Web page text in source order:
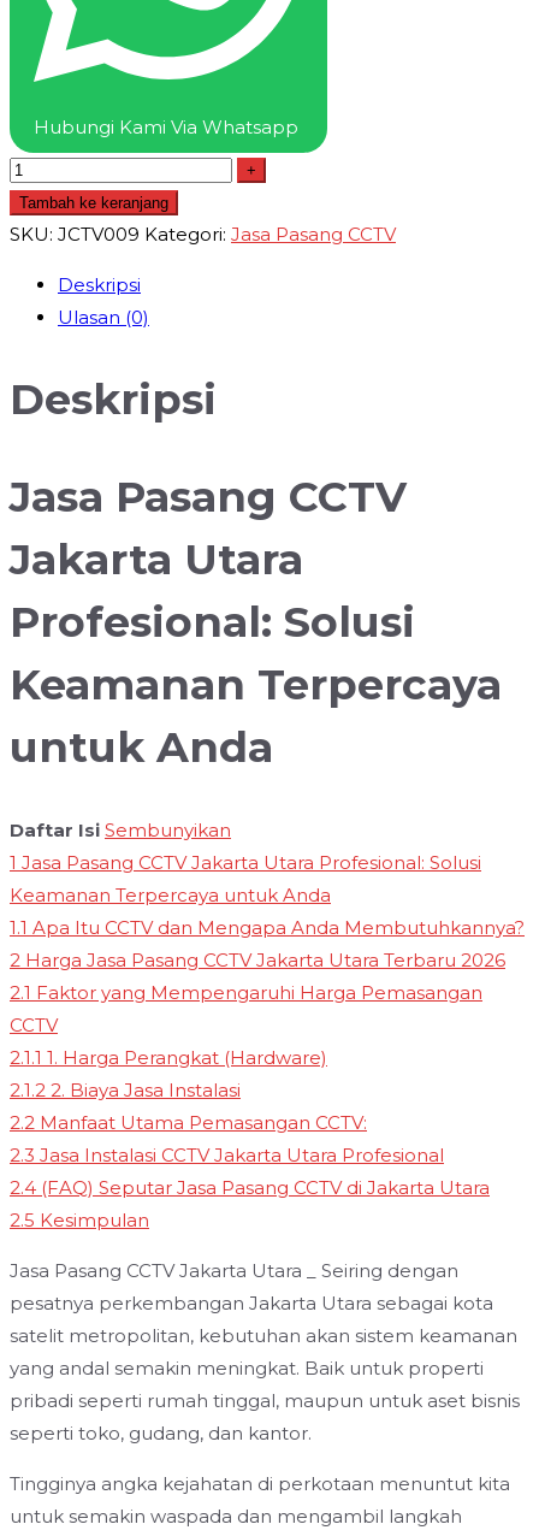
Hubungi Kami Via Whatsapp
+
Tambah ke keranjang
SKU: JCTV009 Kategori: Jasa Pasang CCTV
Deskripsi
Ulasan (0)
Deskripsi
Jasa Pasang CCTV
Jakarta Utara
Profesional: Solusi
Keamanan Terpercaya
untuk Anda
Daftar Isi Sembunyikan
1 Jasa Pasang CCTV Jakarta Utara Profesional: Solusi
Keamanan Terpercaya untuk Anda
1.1 Apa Itu CCTV dan Mengapa Anda Membutuhkannya?
2 Harga Jasa Pasang CCTV Jakarta Utara Terbaru 2026
2.1 Faktor yang Mempengaruhi Harga Pemasangan
CCTV
2.1.1 1. Harga Perangkat (Hardware)
2.1.2 2. Biaya Jasa Instalasi
2.2 Manfaat Utama Pemasangan CCTV:
2.3 Jasa Instalasi CCTV Jakarta Utara Profesional
2.4 (FAQ) Seputar Jasa Pasang CCTV di Jakarta Utara
2.5 Kesimpulan
Jasa Pasang CCTV Jakarta Utara _ Seiring dengan
pesatnya perkembangan Jakarta Utara sebagai kota
satelit metropolitan, kebutuhan akan sistem keamanan
yang andal semakin meningkat. Baik untuk properti
pribadi seperti rumah tinggal, maupun untuk aset bisnis
seperti toko, gudang, dan kantor.
Tingginya angka kejahatan di perkotaan menuntut kita
untuk semakin waspada dan mengambil langkah